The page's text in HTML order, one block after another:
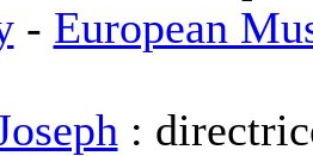
- European
: